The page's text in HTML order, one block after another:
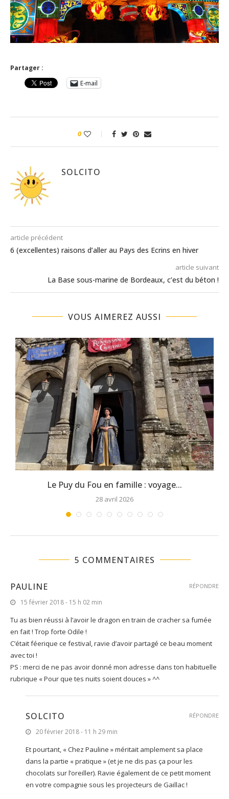
Partager :
E-mail
0
SOLCITO
article précédent
6 (excellentes) raisons d’aller au Pays des Ecrins en hiver
article suivant
La Base sous-marine de Bordeaux, c’est du béton !
VOUS AIMEREZ AUSSI
Le Puy du Fou en famille : voyage...
28 avril 2026
5 COMMENTAIRES
PAULINE
15 février 2018 - 15 h 02 min
Tu as bien réussi à l’avoir le dragon en train de cracher sa fumée
en fait ! Trop forte Odile !
C’était féerique ce festival, ravie d’avoir partagé ce beau moment
avec toi !
PS : merci de ne pas avoir donné mon adresse dans ton habituelle
rubrique « Pour que tes nuits soient douces » ^^
RÉPONDRE
SOLCITO
20 février 2018 - 11 h 29 min
Et pourtant, « Chez Pauline » méritait amplement sa place
dans la partie « pratique » (et je ne dis pas ça pour les
chocolats sur l’oreiller). Ravie également de ce petit moment
en votre compagnie sous les projecteurs de Gaillac !
RÉPONDRE